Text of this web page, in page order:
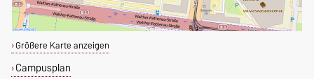
Größere Karte anzeigen
Campusplan